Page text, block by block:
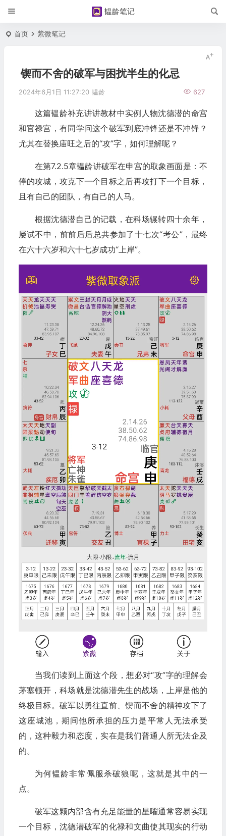
韫龄笔记
首页 紫微笔记
锲而不舍的破军与困扰半生的化忌
2024年6月1日 11:27:20 韫龄 627
这篇韫龄补充讲讲教材中实例人物沈德潜的命宫
和官禄宫，有同学问这个破军到底冲锋还是不冲锋？
尤其在替换庙旺之后的“攻”字，如何理解呢？
在第7.2.5章韫龄讲破军在申宫的取象画面是：不
停的攻城，攻克下一个目标之后再攻打下一个目标，
且有自己的团队，有自己的人马。
根据沈德潜自己的记载，在科场辗转四十余年，
屡试不中，前前后后总共参加了十七次“考公”，最终
在六十六岁和六十七岁成功“上岸”。
当我们读到上面这个段，想必对“攻”字的理解会
茅塞顿开，科场就是沈德潜先生的战场，上岸是他的
终极目标。破军以勇往直前、锲而不舍的精神攻下了
这座城池，期间他所承担的压力是平常人无法承受
的，这种毅力和态度，实在是我们普通人所无法企及
的。
为何韫龄非常佩服杀破狼呢，这就是其中的一
点。
破军这颗内部含有充足能量的星曜通常容易实现
一个目标，沈德潜破军的化禄和文曲使其现实的行动